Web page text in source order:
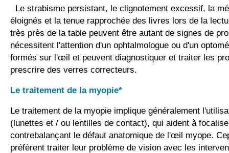
Le strabisme persistant, le clignotement excessif, la
éloignés et la tenue rapprochée des livres lors de la
très près de la table peuvent être autant de signes de
nécessitent l'attention d'un ophtalmologue ou d'un
formés sur l'œil et peuvent diagnostiquer et traiter les
prescrire des verres correcteurs.
Le traitement de la myopie*
Le traitement de la myopie implique généralement
(lunettes et / ou lentilles de contact), qui aident à
contrebalançant le défaut anatomique de l'œil myope.
préfèrent traiter leur problème de vision avec les